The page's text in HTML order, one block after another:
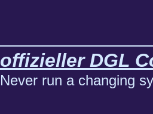
offizieller DGL
Never run a changing